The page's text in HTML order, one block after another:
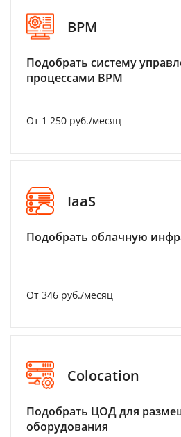
BPM
Подобрать систему
процессами BPM
От 1 250 руб./месяц
IaaS
Подобрать облачную
От 346 руб./месяц
Colocation
Подобрать ЦОД для
оборудования